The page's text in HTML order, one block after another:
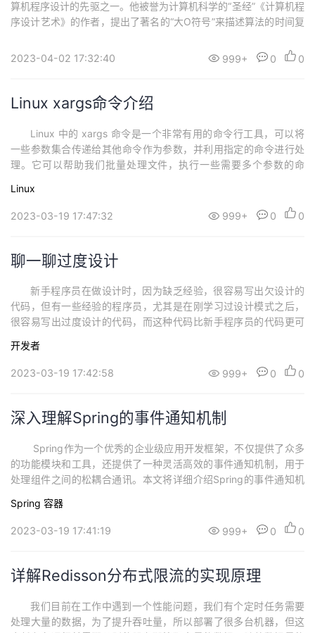
算机程序设计的先驱之一。他被誉为计算机科学的“圣经”《计算机程
序设计艺术》的作者，提出了著名的“大O符号”来描述算法的时间复
奖、冯·诺伊曼奖、美国国家科学奖章等多项荣誉。今天要说的就是
2023-04-02 17:32:40 999+ 0 0
Linux xargs命令介绍
Linux 中的 xargs 命令是一个非常有用的命令行工具，可以将
一些参数集合传递给其他命令作为参数，并利用指定的命令进行处
理。它可以帮助我们批量处理文件，执行一些需要多个参数的命
合，我们可以通过一条命令批量处理多个文件，而且可以非常灵活
地处理多个文件。xargs 命令的用途非常广泛，它可以在日常使用
Linux
2023-03-19 17:47:32 999+ 0 0
聊一聊过度设计
新手程序员在做设计时，因为缺乏经验，很容易写出欠设计的
代码，但有一些经验的程序员，尤其是在刚学习过设计模式之后，
很容易写出过度设计的代码，而这种代码比新手程序员的代码更可
高。因为相对于毫无设计的代码，过度设计的代码有比较高的理解
成本。说这么多，到底什么是过度设计？ 什么是过度设计？ 为
开发者
2023-03-19 17:42:58 999+ 0 0
深入理解Spring的事件通知机制
Spring作为一个优秀的企业级应用开发框架，不仅提供了众多
的功能模块和工具，还提供了一种灵活高效的事件通知机制，用于
处理组件之间的松耦合通讯。本文将详细介绍Spring的事件通知机
所帮助。 事件通知机制的原理 Spring的事件通知机制是基于观
察者模式实现的，主要分为三个核心元素：事件、监听器和事件发
Spring 容器
2023-03-19 17:41:19 999+ 0 0
详解Redisson分布式限流的实现原理
我们目前在工作中遇到一个性能问题，我们有个定时任务需要
处理大量的数据，为了提升吞吐量，所以部署了很多台机器，但这